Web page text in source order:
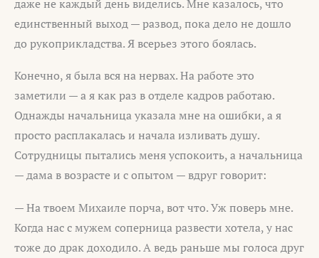
даже не каждый день виделись. Мне казалось, что
единственный выход — развод, пока дело не дошло
до рукоприкладства. Я всерьез этого боялась.
Конечно, я была вся на нервах. На работе это
заметили — а я как раз в отделе кадров работаю.
Однажды начальница указала мне на ошибки, а я
просто расплакалась и начала изливать душу.
Сотрудницы пытались меня успокоить, а начальница
— дама в возрасте и с опытом — вдруг говорит:
— На твоем Михаиле порча, вот что. Уж поверь мне.
Когда нас с мужем соперница развести хотела, у нас
тоже до драк доходило. А ведь раньше мы голоса друг